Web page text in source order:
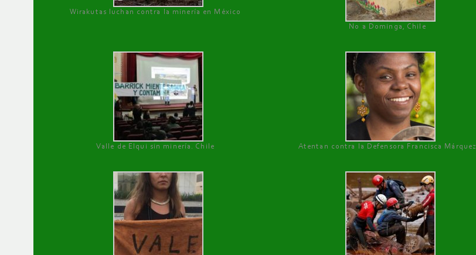
Wirakutas luchan contra la minería en México
No a Dominga, Chile
Valle de Elqui sin minería. Chile Atentan contra la Defensora Francisca Márquez